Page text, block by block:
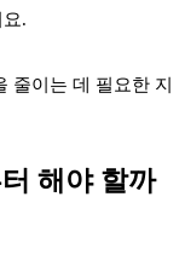
.
줄이는 데 필요한 지
해야 할까